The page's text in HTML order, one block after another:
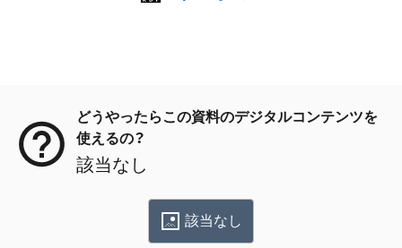
どうやったらこの資料のデジタルコンテンツを
使えるの？
該当なし
該当なし